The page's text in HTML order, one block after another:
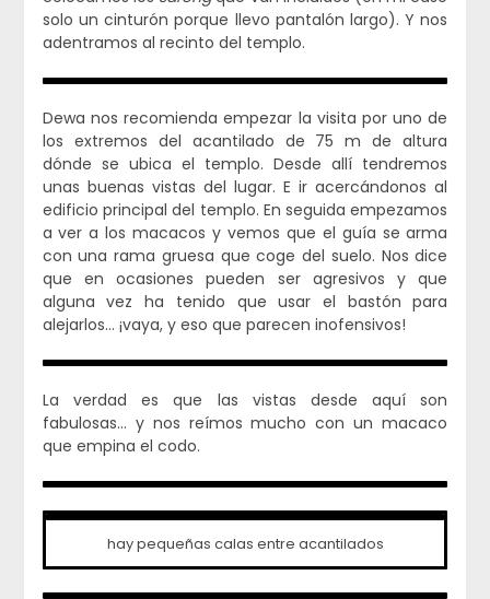
solo un cinturón porque llevo pantalón largo). Y nos
adentramos al recinto del templo.
Dewa nos recomienda empezar la visita por uno de
los extremos del acantilado de 75 m de altura
dónde se ubica el templo. Desde allí tendremos
unas buenas vistas del lugar. E ir acercándonos al
edificio principal del templo. En seguida empezamos
a ver a los macacos y vemos que el guía se arma
con una rama gruesa que coge del suelo. Nos dice
que en ocasiones pueden ser agresivos y que
alguna vez ha tenido que usar el bastón para
alejarlos… ¡vaya, y eso que parecen inofensivos!
La verdad es que las vistas desde aquí son
fabulosas… y nos reímos mucho con un macaco
que empina el codo.
hay pequeñas calas entre acantilados